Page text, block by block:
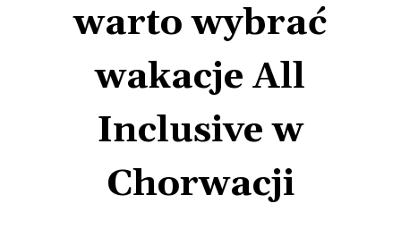
warto wybrać
wakacje All
Inclusive w
Chorwacji